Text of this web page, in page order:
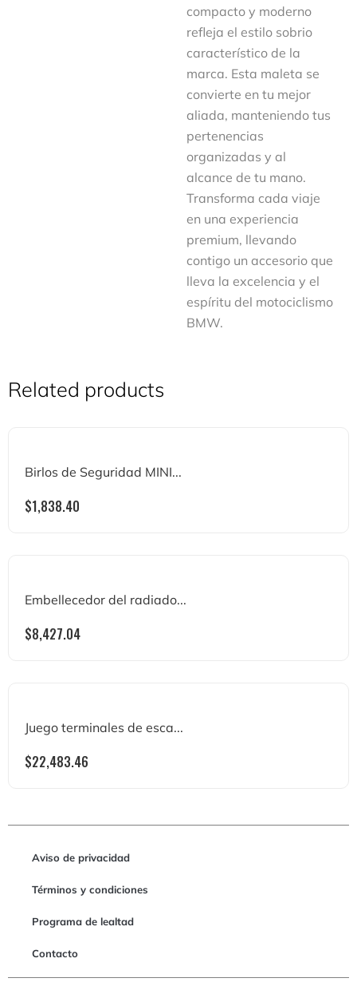
compacto y moderno
refleja el estilo sobrio
característico de la
marca. Esta maleta se
convierte en tu mejor
aliada, manteniendo tus
pertenencias
organizadas y al
alcance de tu mano.
Transforma cada viaje
en una experiencia
premium, llevando
contigo un accesorio que
lleva la excelencia y el
espíritu del motociclismo
BMW.
Related products
Birlos de Seguridad MINI...
$1,838.40
Embellecedor del radiado...
$8,427.04
Juego terminales de esca...
$22,483.46
Aviso de privacidad
Términos y condiciones
Programa de lealtad
Contacto